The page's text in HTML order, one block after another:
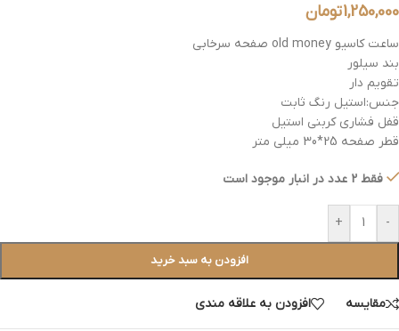
1,250,000تومان
ساعت کاسیو old money صفحه سرخابی
بند سیلور
تقویم دار
جنس:استیل رنگ ثابت
قفل فشاری کربنی استیل
قطر صفحه 25*30 میلی متر
فقط 2 عدد در انبار موجود است
-
+
افزودن به سبد خرید
مقایسه افزودن به علاقه مندی